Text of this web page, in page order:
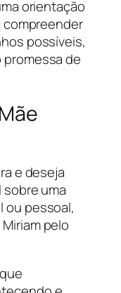
orientação
compreender
possíveis,
promessa de
e deseja
uma
ou pessoal,
pelo